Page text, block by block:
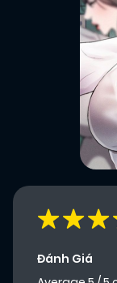
Đánh Giá